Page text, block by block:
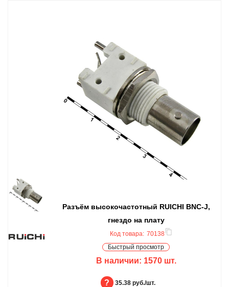
Разъём высокочастотный RUICHI BNC-J,
гнездо на плату
Код товара: 70138
Быстрый просмотр
В наличии: 1570шт.
БЦ: 35.38 руб./шт.